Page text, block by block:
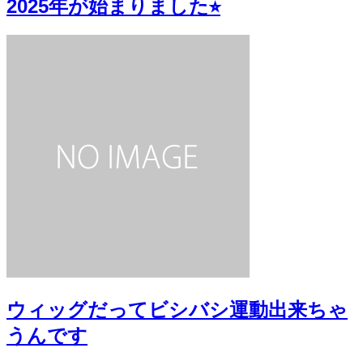
2025年が始まりました⭐︎
ウィッグだってビシバシ運動出来ちゃ
うんです